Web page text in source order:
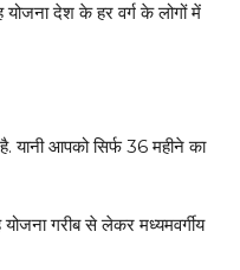
देश के हर वर्ग के लोगों में
यानी आपको सिर्फ ₹36 महीने का
गरीब से लेकर मध्यमवर्गीय